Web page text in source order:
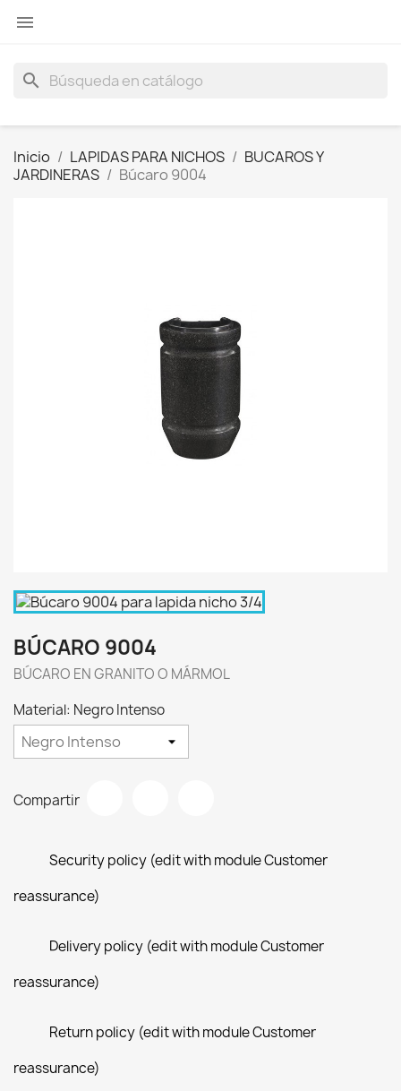

search
Inicio LAPIDAS PARA NICHOS
BUCAROS Y
JARDINERAS
Búcaro 9004
BÚCARO 9004
BÚCARO EN GRANITO O MÁRMOL
Material: Negro Intenso
Compartir
Security policy (edit with module Customer
reassurance)
Delivery policy (edit with module Customer
reassurance)
Return policy (edit with module Customer
reassurance)